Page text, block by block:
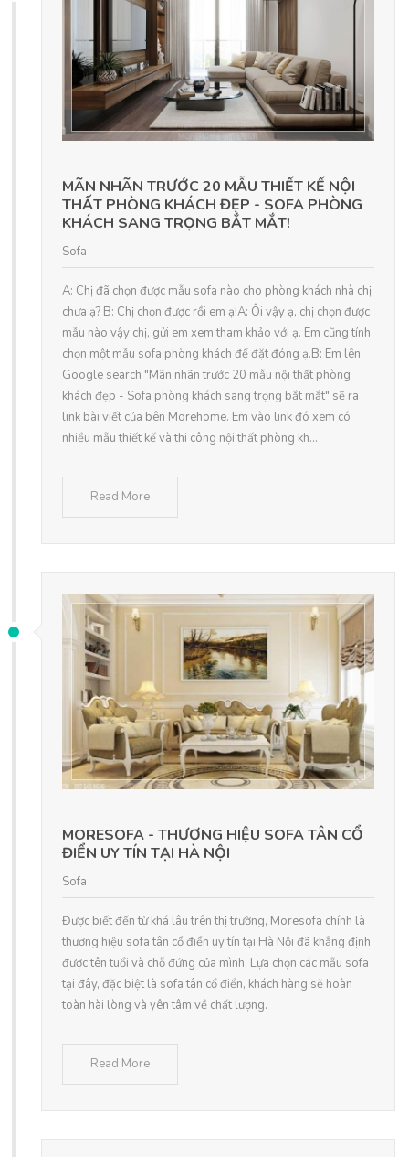
MÃN NHÃN TRƯỚC 20 MẪU THIẾT KẾ NỘI
THẤT PHÒNG KHÁCH ĐẸP - SOFA PHÒNG
KHÁCH SANG TRỌNG BẮT MẮT!
Sofa
A: Chị đã chọn được mẫu sofa nào cho phòng khách nhà chị
chưa ạ? B: Chị chọn được rồi em ạ!A: Ôi vậy ạ, chị chọn được
mẫu nào vậy chị, gửi em xem tham khảo với ạ. Em cũng tính
chọn một mẫu sofa phòng khách để đặt đóng ạ.B: Em lên
Google search "Mãn nhãn trước 20 mẫu nội thất phòng
khách đẹp - Sofa phòng khách sang trọng bắt mắt" sẽ ra
link bài viết của bên Morehome. Em vào link đó xem có
nhiều mẫu thiết kế và thi công nội thất phòng kh...
Read More
MORESOFA - THƯƠNG HIỆU SOFA TÂN CỔ
ĐIỂN UY TÍN TẠI HÀ NỘI
Sofa
Được biết đến từ khá lâu trên thị trường, Moresofa chính là
thương hiệu sofa tân cổ điển uy tín tại Hà Nội đã khẳng định
được tên tuổi và chỗ đứng của mình. Lựa chọn các mẫu sofa
tại đây, đặc biệt là sofa tân cổ điển, khách hàng sẽ hoàn
toàn hài lòng và yên tâm về chất lượng.
Read More